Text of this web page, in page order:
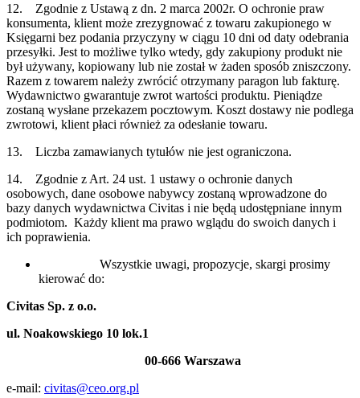
12. Zgodnie z Ustawą z dn. 2 marca 2002r. O ochronie praw
konsumenta, klient może zrezygnować z towaru zakupionego w
Księgarni bez podania przyczyny w ciągu 10 dni od daty odebrania
przesyłki. Jest to możliwe tylko wtedy, gdy zakupiony produkt nie
był używany, kopiowany lub nie został w żaden sposób zniszczony.
Razem z towarem należy zwrócić otrzymany paragon lub fakturę.
Wydawnictwo gwarantuje zwrot wartości produktu. Pieniądze
zostaną wysłane przekazem pocztowym. Koszt dostawy nie podlega
zwrotowi, klient płaci również za odesłanie towaru.
13. Liczba zamawianych tytułów nie jest ograniczona.
14. Zgodnie z Art. 24 ust. 1 ustawy o ochronie danych
osobowych, dane osobowe nabywcy zostaną wprowadzone do
bazy danych wydawnictwa Civitas i nie będą udostępniane innym
podmiotom. Każdy klient ma prawo wglądu do swoich danych i
ich poprawienia.
Wszystkie uwagi, propozycje, skargi prosimy
kierować do:
Civitas Sp. z o.o.
ul. Noakowskiego 10 lok.1
00-666 Warszawa
e-mail: civitas@ceo.org.pl